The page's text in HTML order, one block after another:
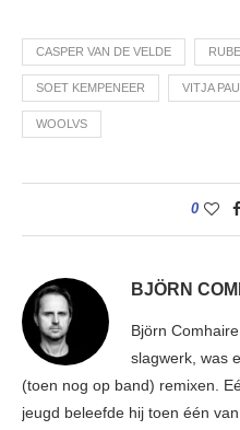
CASPER VAN DE VELDE
SOET KEMPENEER VITJA
WOOLVS
0
BJÖRN
Björn
slagwerk, was
(toen nog op band) remixen.
jeugd beleefde hij toen één